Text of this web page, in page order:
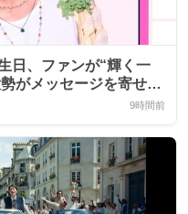
日、ファンが“輝く一
がメッセージを寄せ、
9時間前